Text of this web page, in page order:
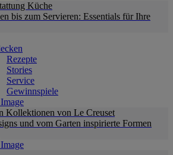
Küche
bis zum Servieren: Essentials für Ihre
Rezepte
Stories
Service
Gewinnspiele
Kollektionen von Le Creuset
und vom Garten inspirierte Formen